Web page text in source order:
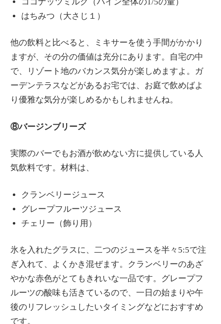
はちみつ（大さじ１）
他の飲料と比べると、ミキサーを使う手間がかかり
ますが、その分の価値は充分にあります。自宅の中
で、リゾート地のバカンス気分が楽しめますよ。ガ
ーデンテラスなどがあるお宅では、お庭で飲めばよ
り優雅な気分が楽しめるかもしれませんね。
⑧バージンブリーズ
実際のバーでもお酒が飲めない方に提供している人
気飲料です。材料は、
クランベリージュース
グレープフルーツジュース
チェリー（飾り用）
氷を入れたグラスに、二つのジュースを半々5:5で注
ぎ入れて、よくかき混ぜます。クランベリーのあざ
やかな赤色がとてもきれいな一品です。グレープフ
ルーツの酸味も活きているので、一日の始まりや午
後のリフレッシュしたいタイミングなどにおすすめ
です。